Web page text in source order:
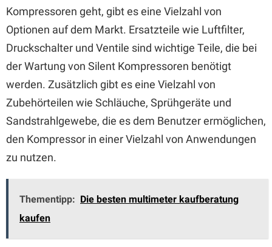
Kompressoren geht, gibt es eine Vielzahl von
Optionen auf dem Markt. Ersatzteile wie Luftfilter,
Druckschalter und Ventile sind wichtige Teile, die bei
der Wartung von Silent Kompressoren benötigt
werden. Zusätzlich gibt es eine Vielzahl von
Zubehörteilen wie Schläuche, Sprühgeräte und
Sandstrahlgewebe, die es dem Benutzer ermöglichen,
den Kompressor in einer Vielzahl von Anwendungen
zu nutzen.
Thementipp: Die besten multimeter kaufberatung
kaufen